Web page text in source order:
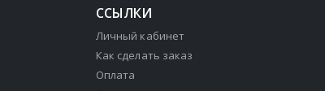
ССЫЛКИ
Личный кабинет
Как сделать заказ
Оплата